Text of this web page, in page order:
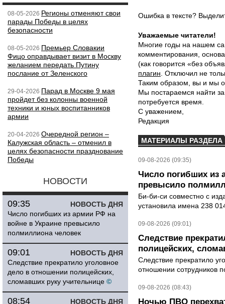
08-05-2026 Регионы отменяют свои
парады Победы в целях
безопасности
08-05-2026 Премьер Словакии
Фицо оправдывает визит в Москву
желанием передать Путину
послание от Зеленского
29-04-2026 Парад в Москве 9 мая
пройдет без колонны военной
техники и юных воспитанников
армии
20-04-2026 Очередной регион –
Калужская область – отменил в
целях безопасности празднование
Победы
НОВОСТИ
НОВОСТЬ ДНЯ
09:35
Число погибших из армии РФ на
войне в Украине превысило
полмиллиона человек
НОВОСТЬ ДНЯ
09:01
Следствие прекратило уголовное
дело в отношении полицейских,
сломавших руку учительнице ©
НОВОСТЬ ДНЯ
08:54
Ошибка в тексте?
Уважаемые читатели!
Многие годы на нашем
комментирования,
(как говорится «без
плагин . Отключил не
Таким образом, вы и мы
Мы постараемся найти
потребуется время.
С уважением,
Редакция
МАТЕРИАЛЫ РАЗДЕЛА
09-08-2026 (09:35)
Число погибших из
превысило
Би-би-си совместно с
установила имена 238
09-08-2026 (09:01)
Следствие
полицейских,
Следствие прекратило
отношении сотрудников
09-08-2026 (08:43)
Ночью ПВО